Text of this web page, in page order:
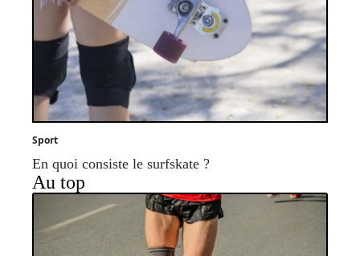
Sport
En quoi consiste le surfskate ?
Au top